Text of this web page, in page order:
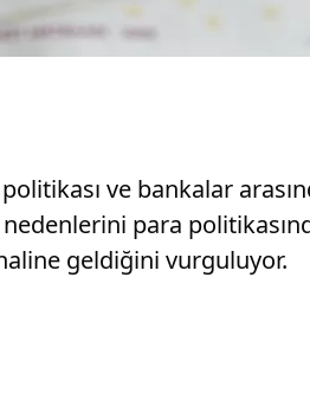
ve bankalar
para
geldiğini vurguluyor.